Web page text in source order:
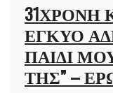
31ΧΡΟΝΗ
ΈΓΚΥΟ
ΠΑΙΔΊ
ΤΗΣ” –